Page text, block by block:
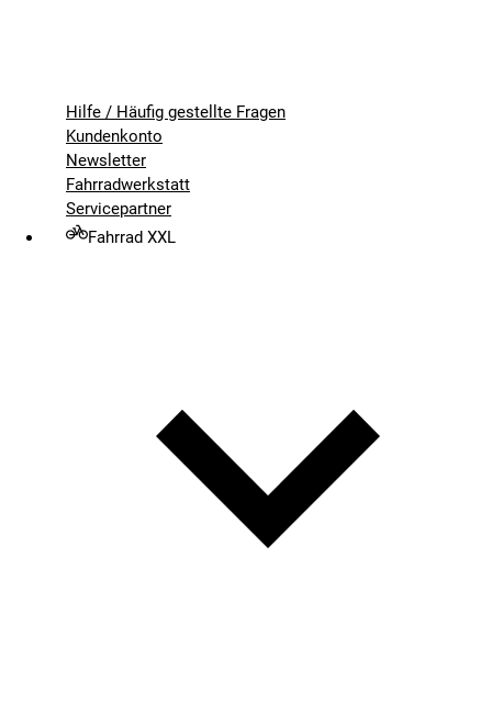
Hilfe / Häufig gestellte Fragen
Kundenkonto
Newsletter
Fahrradwerkstatt
Servicepartner
Fahrrad XXL